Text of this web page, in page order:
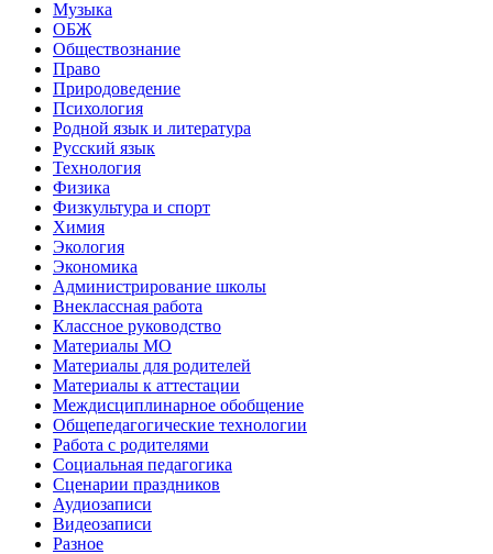
Музыка
ОБЖ
Обществознание
Право
Природоведение
Психология
Родной язык и литература
Русский язык
Технология
Физика
Физкультура и спорт
Химия
Экология
Экономика
Администрирование школы
Внеклассная работа
Классное руководство
Материалы МО
Материалы для родителей
Материалы к аттестации
Междисциплинарное обобщение
Общепедагогические технологии
Работа с родителями
Социальная педагогика
Сценарии праздников
Аудиозаписи
Видеозаписи
Разное